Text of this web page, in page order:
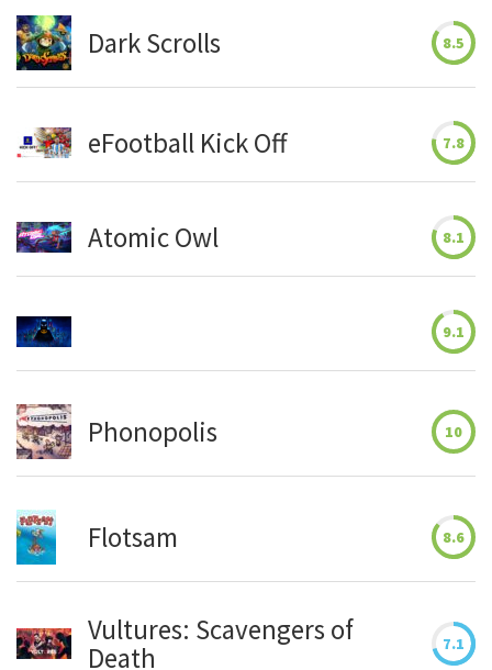
Dark Scrolls 8.5
eFootball Kick Off 7.8
Atomic Owl 8.1
9.1
Phonopolis 10
Flotsam 8.6
Vultures: Scavengers of
Death
7.1